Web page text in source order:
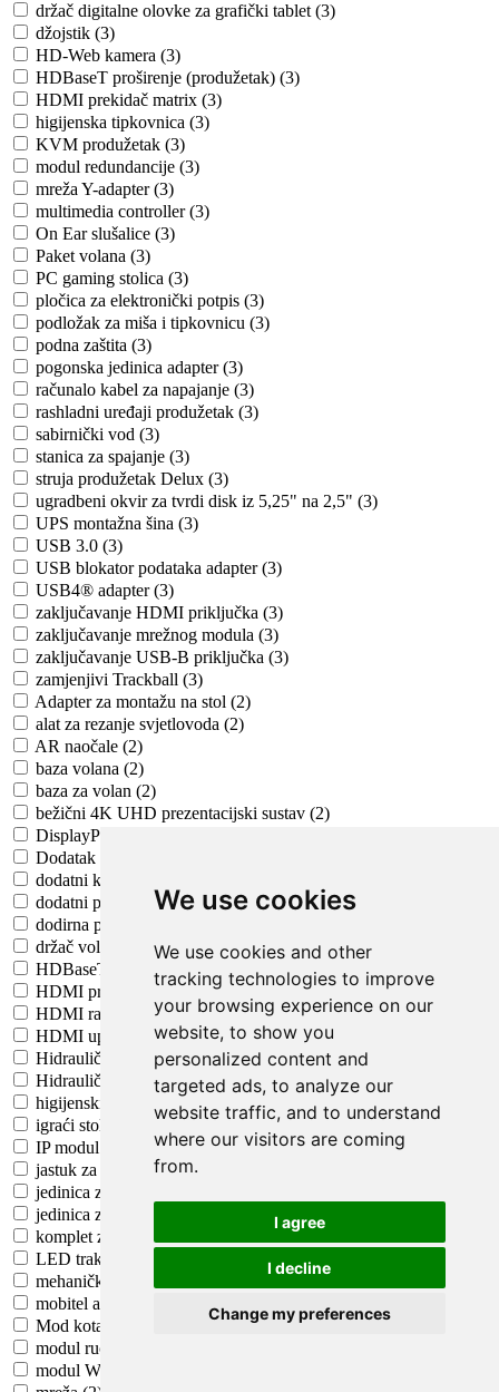
We use cookies
We use cookies and other
tracking technologies to improve
your browsing experience on our
website, to show you
personalized content and
targeted ads, to analyze our
website traffic, and to understand
where our visitors are coming
from.
I agree
I decline
Change my preferences
držač digitalne olovke za grafički tablet (3)
džojstik (3)
HD-Web kamera (3)
HDBaseT proširenje (produžetak) (3)
HDMI prekidač matrix (3)
higijenska tipkovnica (3)
KVM produžetak (3)
modul redundancije (3)
mreža Y-adapter (3)
multimedia controller (3)
On Ear slušalice (3)
Paket volana (3)
PC gaming stolica (3)
pločica za elektronički potpis (3)
podložak za miša i tipkovnicu (3)
podna zaštita (3)
pogonska jedinica adapter (3)
računalo kabel za napajanje (3)
rashladni uređaji produžetak (3)
sabirnički vod (3)
stanica za spajanje (3)
struja produžetak Delux (3)
ugradbeni okvir za tvrdi disk iz 5,25" na 2,5" (3)
UPS montažna šina (3)
USB 3.0 (3)
USB blokator podataka adapter (3)
USB4® adapter (3)
zaključavanje HDMI priključka (3)
zaključavanje mrežnog modula (3)
zaključavanje USB-B priključka (3)
zamjenjivi Trackball (3)
Adapter za montažu na stol (2)
alat za rezanje svjetlovoda (2)
AR naočale (2)
baza volana (2)
baza za volan (2)
bežični 4K UHD prezentacijski sustav (2)
DisplayPort adapter (2)
Dodatak za trkaću ručicu mjenjača (2)
dodatni komplet (2)
dodatni prijemnik (2)
dodirna pločica (2)
držač volana (2)
HDBaseT - upravljačka kartica (2)
HDMI preko IP produživača (2)
HDMI razdjelnik (2)
HDMI upravljačka kartica (2)
Hidraulički kočioni sustav (2)
Hidraulična ručna kočnica (2)
higijenski miš (2)
igraći stol (2)
IP modul za KVM preklopnike (2)
jastuk za ručni zglob (2)
jedinica za punjenje i upravljanje (2)
jedinica za upravljanje energijom (2)
komplet za nadogradnju kućišta računala (2)
LED traka (2)
mehanička premosnica (2)
mobitel adapter (2)
Mod kotača (2)
modul ručice mjenjača (2)
modul Web kamere (2)